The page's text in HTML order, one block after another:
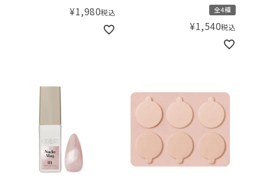
¥1,980税込 全4種
¥1,540税込